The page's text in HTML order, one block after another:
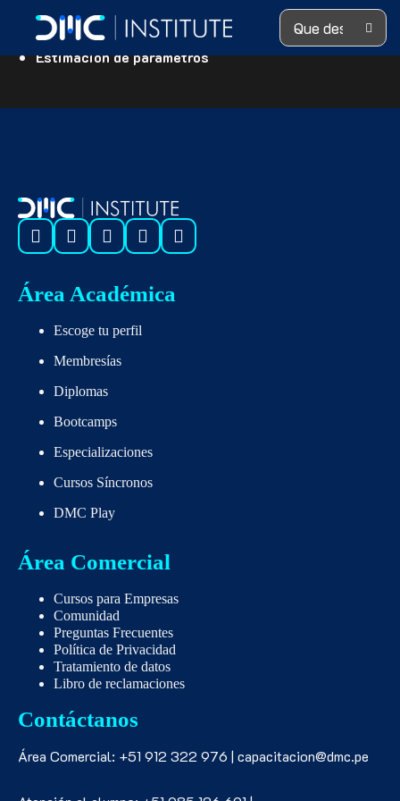
Search ...
Definiciones y enfoques de los parámetros de riesgo
de crédito
Estimación de parámetros
Área Académica
Escoge tu perfil
Membresías
Diplomas
Bootcamps
Especializaciones
Cursos Síncronos
DMC Play
Área Comercial
Cursos para Empresas
Comunidad
Preguntas Frecuentes
Política de Privacidad
Tratamiento de datos
Libro de reclamaciones
Contáctanos
Área Comercial: +51 912 322 976 | capacitacion@dmc.pe